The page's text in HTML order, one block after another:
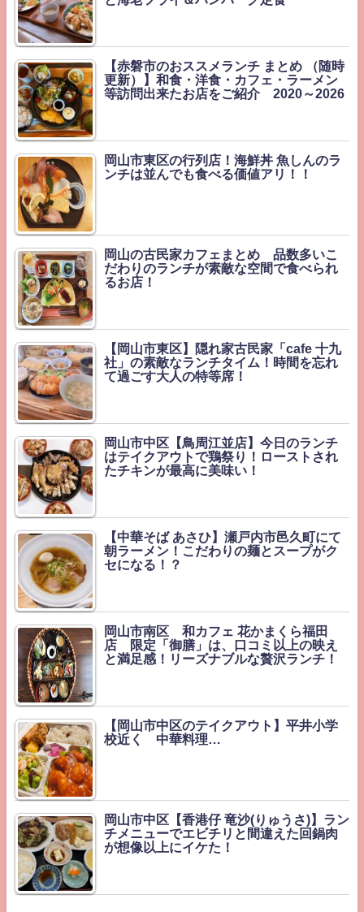
【赤磐市のおススメランチ まとめ （随時
更新）】和食・洋食・カフェ・ラーメン
等訪問出来たお店をご紹介 2020～2026
岡山市東区の行列店！海鮮丼 魚しんのラ
ンチは並んでも食べる価値アリ！！
岡山の古民家カフェまとめ 品数多いこ
だわりのランチが素敵な空間で食べられ
るお店！
【岡山市東区】隠れ家古民家「cafe 十九
社」の素敵なランチタイム！時間を忘れ
て過ごす大人の特等席！
岡山市中区【鳥周江並店】今日のランチ
はテイクアウトで鶏祭り！ローストされ
たチキンが最高に美味い！
【中華そば あさひ】瀬戸内市邑久町にて
朝ラーメン！こだわりの麺とスープがク
セになる！？
岡山市南区 和カフェ 花かまくら福田
店 限定「御膳」は、口コミ以上の映え
と満足感！リーズナブルな贅沢ランチ！
【岡山市中区のテイクアウト】平井小学
校近く 中華料理…
岡山市中区【香港仔 竜沙(りゅうさ)】ラン
チメニューでエビチリと間違えた回鍋肉
が想像以上にイケた！